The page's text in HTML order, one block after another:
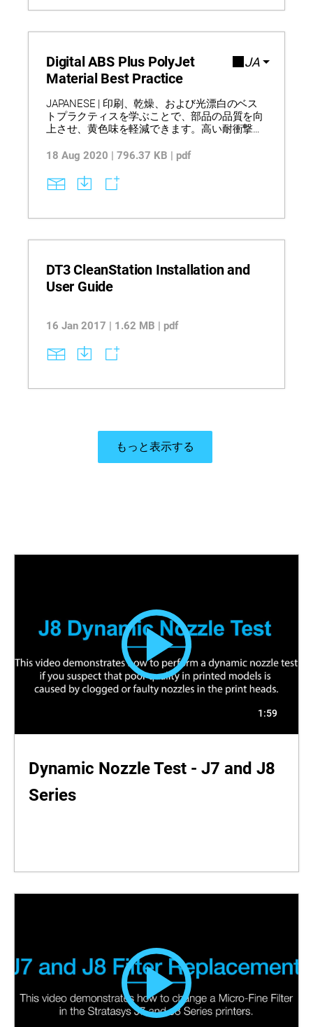
Digital ABS Plus PolyJet
Material Best Practice
JA
JAPANESE | 印刷、乾燥、および光漂白のベス
トプラクティスを学ぶことで、部品の品質を向
上させ、黄色味を軽減できます。高い耐衝撃性
品や要求の厳しい用途に最適です。最大100°C
り、変形のリスクを最小限に抑えることができ
ます。ご注意：この文章は機械翻訳されまし
18 Aug 2020 | 796.37 KB | pdf
DT3 CleanStation Installation and
User Guide
16 Jan 2017 | 1.62 MB | pdf
もっと表示する
1:59
Dynamic Nozzle Test - J7 and J8
Series